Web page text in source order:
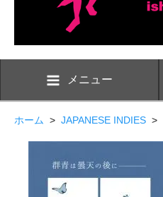
メニュー
ホーム > JAPANESE INDIES >